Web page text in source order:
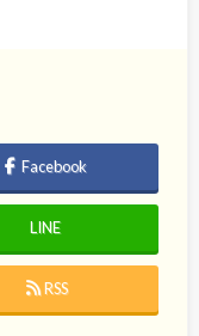
Facebook
LINE
RSS